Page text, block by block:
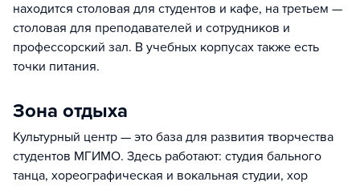
находится столовая для студентов и кафе, на третьем —
столовая для преподавателей и сотрудников и
профессорский зал. В учебных корпусах также есть
точки питания.
Зона отдыха
Культурный центр — это база для развития творчества
студентов МГИМО. Здесь работают: студия бального
танца, хореографическая и вокальная студии, хор